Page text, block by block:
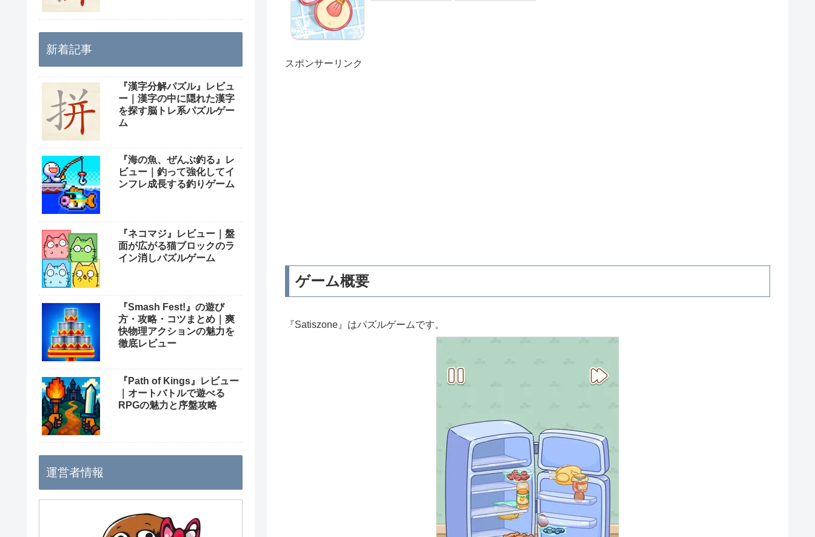
スポンサーリンク
ゲーム概要
『Satiszone』はパズルゲームです。
新着記事
『漢字分解パズル』レビュ
ー｜漢字の中に隠れた漢字
を探す脳トレ系パズルゲー
ム
『海の魚、ぜんぶ釣る』レ
ビュー｜釣って強化してイ
ンフレ成長する釣りゲーム
『ネコマジ』レビュー｜盤
面が広がる猫ブロックのラ
イン消しパズルゲーム
『Smash Fest!』の遊び
方・攻略・コツまとめ｜爽
快物理アクションの魅力を
徹底レビュー
『Path of Kings』レビュー
｜オートバトルで遊べる
RPGの魅力と序盤攻略
運営者情報